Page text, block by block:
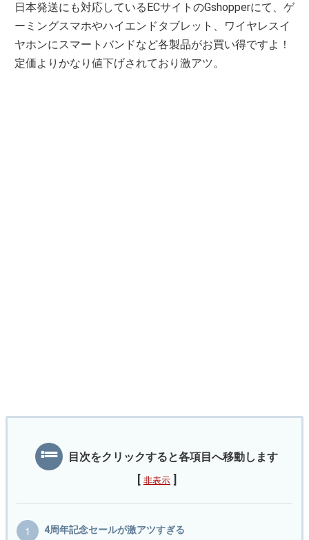
日本発送にも対応しているECサイトのGshopperにて、ゲ
ーミングスマホやハイエンドタブレット、ワイヤレスイ
ヤホンにスマートバンドなど各製品がお買い得ですよ！
定価よりかなり値下げされており激アツ。
目次をクリックすると各項目へ移動します
非表示
4周年記念セールが激アツすぎる